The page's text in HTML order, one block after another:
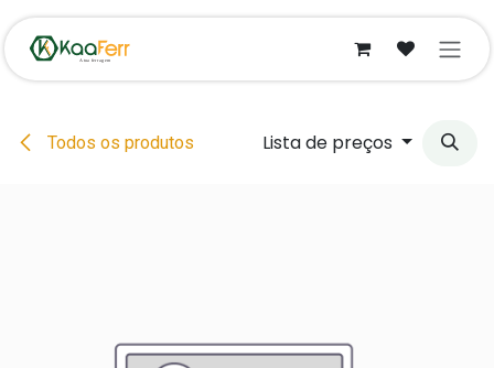
Pular para o conteúdo
Todos os produtos Lista de preços